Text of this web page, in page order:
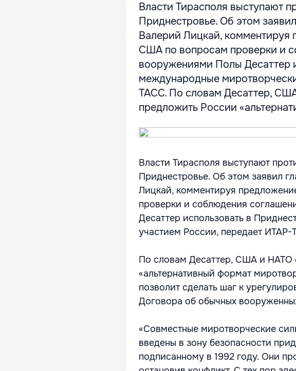
Власти Тирасполя выступают
Приднестровье. Об этом
Валерий Лицкай, комментируя
США по вопросам проверки и
вооружениями Полы Десаттер
международные
ТАСС. По словам Десаттер,
предложить России
Власти Тирасполя выступают
Приднестровье. Об этом заявил
Лицкай, комментируя
проверки и соблюдения
Десаттер использовать в
участием России, передает ИТАР-
По словам Десаттер, США и НАТО
«альтернативный формат
позволит сделать шаг к
Договора об обычных
«Совместные миротворческие
введены в зону безопасности
подписанному в 1992 году. Они